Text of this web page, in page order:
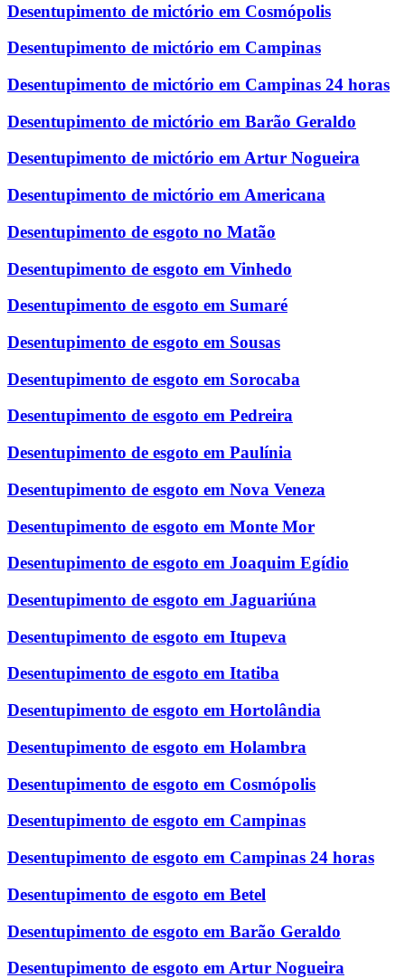
Desentupimento de mictório em Cosmópolis
Desentupimento de mictório em Campinas
Desentupimento de mictório em Campinas 24 horas
Desentupimento de mictório em Barão Geraldo
Desentupimento de mictório em Artur Nogueira
Desentupimento de mictório em Americana
Desentupimento de esgoto no Matão
Desentupimento de esgoto em Vinhedo
Desentupimento de esgoto em Sumaré
Desentupimento de esgoto em Sousas
Desentupimento de esgoto em Sorocaba
Desentupimento de esgoto em Pedreira
Desentupimento de esgoto em Paulínia
Desentupimento de esgoto em Nova Veneza
Desentupimento de esgoto em Monte Mor
Desentupimento de esgoto em Joaquim Egídio
Desentupimento de esgoto em Jaguariúna
Desentupimento de esgoto em Itupeva
Desentupimento de esgoto em Itatiba
Desentupimento de esgoto em Hortolândia
Desentupimento de esgoto em Holambra
Desentupimento de esgoto em Cosmópolis
Desentupimento de esgoto em Campinas
Desentupimento de esgoto em Campinas 24 horas
Desentupimento de esgoto em Betel
Desentupimento de esgoto em Barão Geraldo
Desentupimento de esgoto em Artur Nogueira